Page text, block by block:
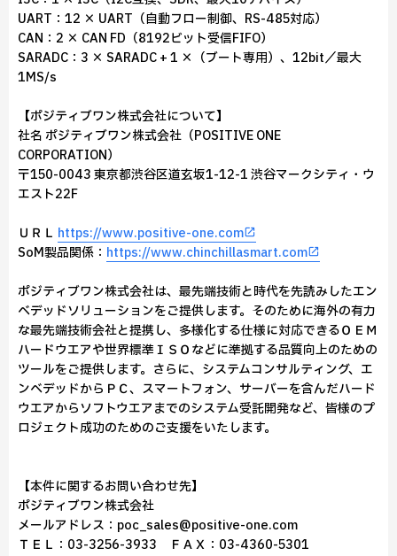
UART：12 × UART（自動フロー制御、RS-485対応）
CAN：2 × CAN FD（8192ビット受信FIFO）
SARADC：3 × SARADC + 1 ×（ブート専用）、12bit／最大
1MS/s
【ポジティブワン株式会社について】
社名 ポジティブワン株式会社（POSITIVE ONE
CORPORATION）
〒150-0043 東京都渋谷区道玄坂1-12-1 渋谷マークシティ・ウ
エスト22F
ＵＲＬ https://www.positive-one.com
SoM製品関係： https://www.chinchillasmart.com
ポジティブワン株式会社は、最先端技術と時代を先読みしたエン
ベデッドソリューションをご提供します。そのために海外の有力
な最先端技術会社と提携し、多様化する仕様に対応できるＯＥＭ
ハードウエアや世界標準ＩＳＯなどに準拠する品質向上のための
ツールをご提供します。さらに、システムコンサルティング、エ
ンベデッドからＰＣ、スマートフォン、サーバーを含んだハード
ウエアからソフトウエアまでのシステム受託開発など、皆様のプ
ロジェクト成功のためのご支援をいたします。
【本件に関するお問い合わせ先】
ポジティブワン株式会社
メールアドレス：poc_sales@positive-one.com
ＴＥＬ：03-3256-3933 ＦＡＸ：03-4360-5301